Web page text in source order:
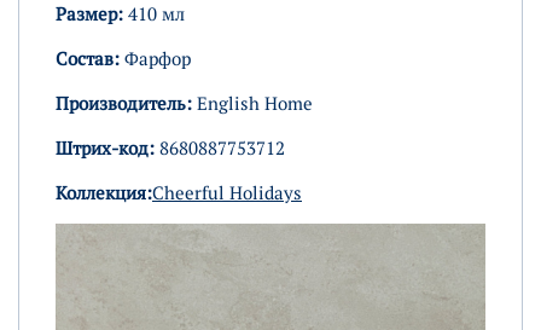
Размер: 410 мл
Состав: Фарфор
Производитель: English Home
Штрих-код: 8680887753712
Коллекция:Cheerful Holidays